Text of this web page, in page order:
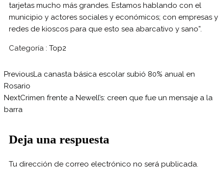
tarjetas mucho más grandes. Estamos hablando con el
municipio y actores sociales y económicos; con empresas y
redes de kioscos para que esto sea abarcativo y sano”.
Categoría : Top2
PreviousLa canasta básica escolar subió 80% anual en
Rosario
NextCrimen frente a Newell’s: creen que fue un mensaje a la
barra
Deja una respuesta
Tu dirección de correo electrónico no será publicada.